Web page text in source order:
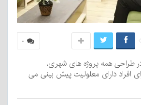
۰
طراحی همه پروژه های شهری،
افراد دارای معلولیت پیش بینی می